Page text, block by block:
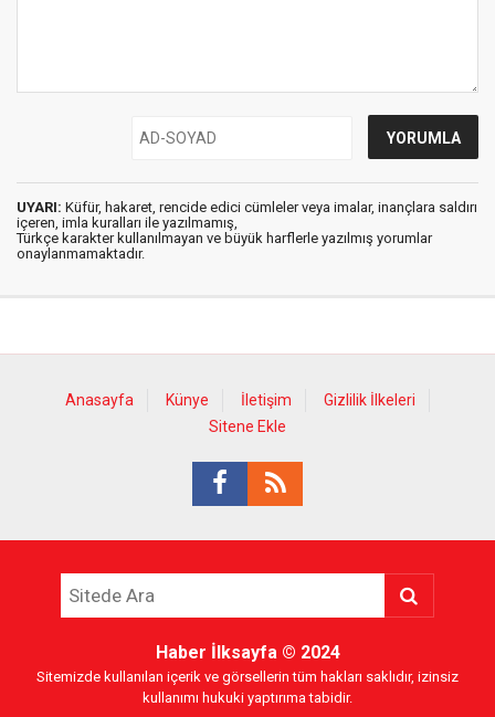
UYARI: Küfür, hakaret, rencide edici cümleler veya imalar, inançlara saldırı
içeren, imla kuralları ile yazılmamış,
Türkçe karakter kullanılmayan ve büyük harflerle yazılmış yorumlar
onaylanmamaktadır.
Anasayfa Künye İletişim
Gizlilik İlkeleri
Sitene Ekle
Haber İlksayfa© 2024
Sitemizde kullanılan içerik ve görsellerin tüm hakları saklıdır, izinsiz
kullanımı hukuki yaptırıma tabidir.